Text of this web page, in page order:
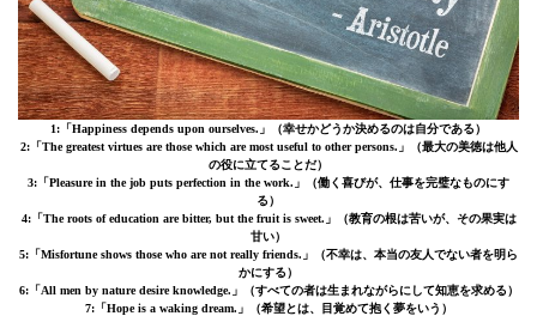
1:「Happiness depends upon ourselves.」（幸せかどうか決めるのは自分である）
2:「The greatest virtues are those which are most useful to other persons.」
（最大の美徳は他人
の役に立てることだ）
3:「Pleasure in the job puts perfection in the work.」
（働く喜びが、仕事を完璧なものにす
る）
4:「The roots of education are bitter, but the fruit is sweet.」
（教育の根は苦いが、その果実は
甘い）
5:「Misfortune shows those who are not really friends.」
（不幸は、本当の友人でない者を明ら
かにする）
6:「All men by nature desire knowledge.」
（すべての者は生まれながらにして知恵を求める）
7:「Hope is a waking dream.」
（希望とは、目覚めて抱く夢をいう）